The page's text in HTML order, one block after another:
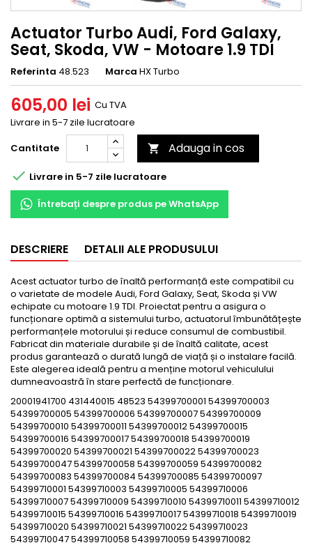
Actuator Turbo Audi, Ford Galaxy,
Seat, Skoda, VW - Motoare 1.9 TDI
Referinta 48.523 Marca HX Turbo
605,00 lei Cu TVA
Livrare in 5-7 zile lucratoare
Cantitate
 Adauga in cos
 Livrare in 5-7 zile lucratoare
Întrebați despre produs pe WhatsApp
DESCRIERE DETALII ALE PRODUSULUI
Acest actuator turbo de înaltă performanță este compatibil cu
o varietate de modele Audi, Ford Galaxy, Seat, Skoda și VW
echipate cu motoare 1.9 TDI. Proiectat pentru a asigura o
funcționare optimă a sistemului turbo, actuatorul îmbunătățește
performanțele motorului și reduce consumul de combustibil.
Fabricat din materiale durabile și de înaltă calitate, acest
produs garantează o durată lungă de viață și o instalare facilă.
Este alegerea ideală pentru a menține motorul vehiculului
dumneavoastră în stare perfectă de funcționare.
20001941700 431440015 48523 54399700001 54399700003
54399700005 54399700006 54399700007 54399700009
54399700010 54399700011 54399700012 54399700015
54399700016 54399700017 54399700018 54399700019
54399700020 54399700021 54399700022 54399700023
54399700047 54399700058 54399700059 54399700082
54399700083 54399700084 54399700085 54399700097
54399710001 54399710003 54399710005 54399710006
54399710007 54399710009 54399710010 54399710011 54399710012
54399710015 54399710016 54399710017 54399710018 54399710019
54399710020 54399710021 54399710022 54399710023
54399710047 54399710058 54399710059 54399710082